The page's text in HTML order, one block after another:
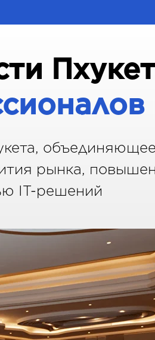
объединяющее
рынка,
IT-решений